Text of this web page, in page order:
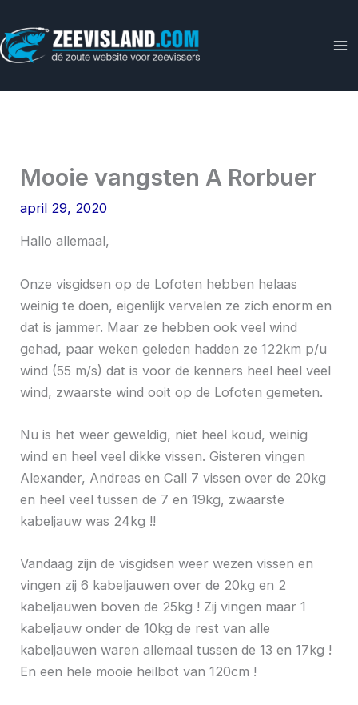
naar
de
Mooie vangsten A Rorbuer
april 29, 2020
Hallo allemaal,
Onze visgidsen op de Lofoten hebben helaas
weinig te doen, eigenlijk vervelen ze zich enorm en
dat is jammer. Maar ze hebben ook veel wind
gehad, paar weken geleden hadden ze 122km p/u
wind (55 m/s) dat is voor de kenners heel heel veel
wind, zwaarste wind ooit op de Lofoten gemeten.
Nu is het weer geweldig, niet heel koud, weinig
wind en heel veel dikke vissen. Gisteren vingen
Alexander, Andreas en Call 7 vissen over de 20kg
en heel veel tussen de 7 en 19kg, zwaarste
kabeljauw was 24kg !!
Vandaag zijn de visgidsen weer wezen vissen en
vingen zij 6 kabeljauwen over de 20kg en 2
kabeljauwen boven de 25kg ! Zij vingen maar 1
kabeljauw onder de 10kg de rest van alle
kabeljauwen waren allemaal tussen de 13 en 17kg !
En een hele mooie heilbot van 120cm !